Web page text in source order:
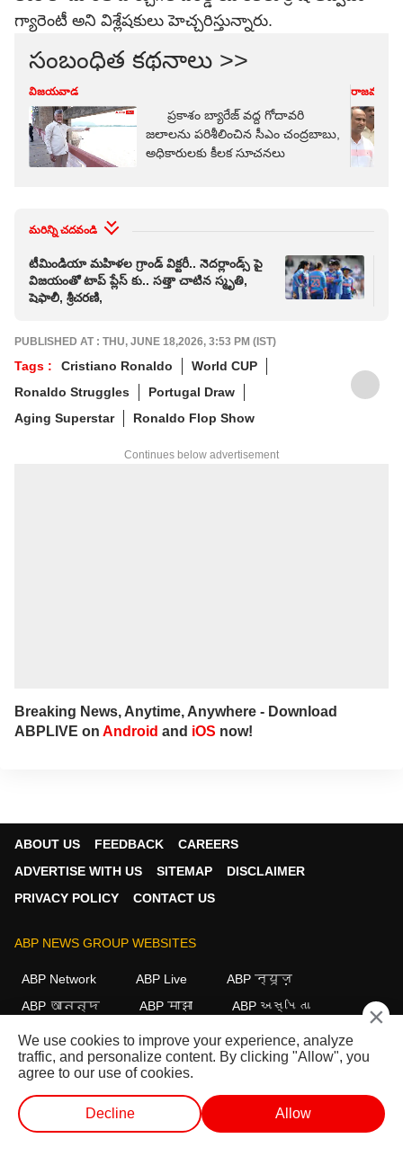
గ్యారెంటీ అని విశ్లేషకులు హెచ్చరిస్తున్నారు.
సంబంధిత కథనాలు >>
విజయవాడ
ప్రకాశం బ్యారేజ్ వద్ద గోదావరి
జలాలను పరిశీలించిన సీఎం చంద్రబాబు,
అధికారులకు కీలక సూచనలు
రాజమండ్రి
మరిన్ని చదవండి
టీమిండియా మ‌హిళ‌ల గ్రాండ్ విక్ట‌రీ.. నెదర్లాండ్స్ పై
విజయంతో టాప్ ప్లేస్ కు.. స‌త్తా చాటిన స్మృతి,
షెఫాలీ, శ్రీచ‌ర‌ణి,
PUBLISHED AT : THU, JUNE 18,2026, 3:53 PM (IST)
Tags : Cristiano Ronaldo
World CUP
Ronaldo Struggles
Portugal Draw
Aging Superstar
Ronaldo Flop Show
Continues below advertisement
Breaking News, Anytime, Anywhere - Download
ABPLIVE on Android and iOS now!
ABOUT US FEEDBACK
CAREERS
ADVERTISE WITH US
SITEMAP
DISCLAIMER
PRIVACY POLICY
CONTACT US
ABP NEWS GROUP WEBSITES
ABP Network ABP Live
ABP न्यूज़
ABP আনন্দ
ABP माझा
ABP અસ્મિતા
ABP Ganga
ABP ਸਾਂਝਾ ABP நாடு ABP దేశం
FOLLOW US
×
We use cookies to improve your experience, analyze
traffic, and personalize content. By clicking "Allow", you
agree to our use of cookies.
Decline Allow